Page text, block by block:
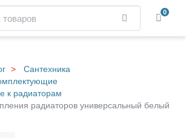
Найти 0
Сантехника
к радиаторам
радиаторов универсальный белый